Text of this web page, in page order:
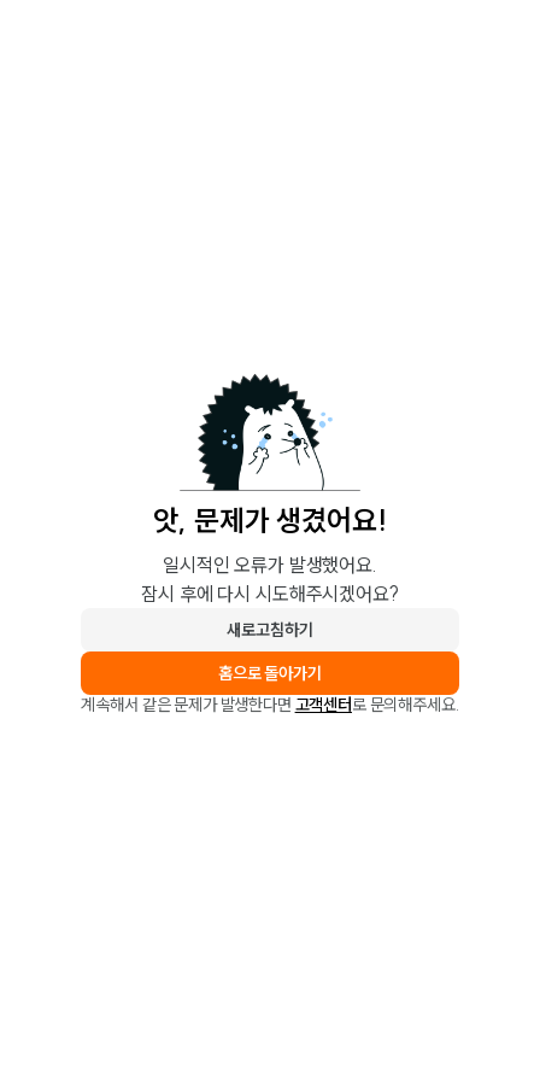
앗, 문제가 생겼어요!
일시적인 오류가 발생했어요.
잠시 후에 다시 시도해주시겠어요?
새로고침하기
홈으로 돌아가기
계속해서 같은 문제가 발생한다면 고객센터로 문의해주세요.